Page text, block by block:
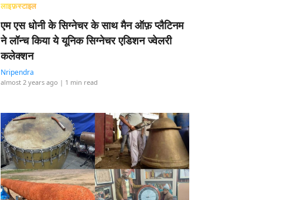
लाइफ़स्टाइल
एम एस धोनी के सिग्नेचर के साथ मैन ऑफ़ प्लैटिनम
ने लॉन्च किया ये यूनिक सिग्नेचर एडिशन ज्वेलरी
कलेक्शन
Nripendra
almost 2 years ago | 1 min read